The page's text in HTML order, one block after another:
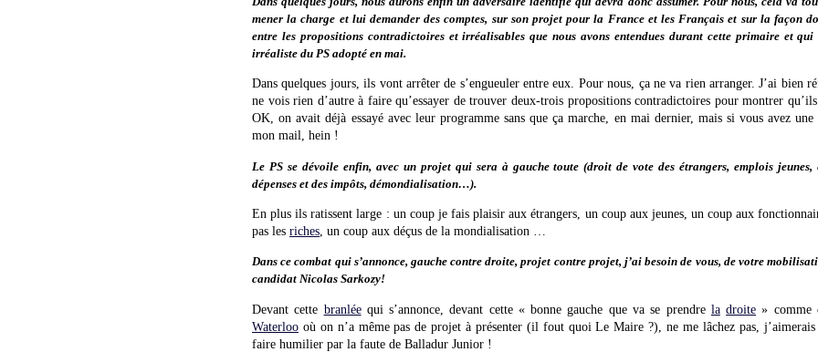
mener la charge et lui demander des comptes, sur son projet pour la France et les Français et sur la façon
entre les propositions contradictoires et irréalisables que nous avons entendues durant cette primaire et qui
irréaliste du PS adopté en mai.
Dans quelques jours, ils vont arrêter de s’engueuler entre eux. Pour nous, ça ne va rien arranger. J’ai bien
ne vois rien d’autre à faire qu’essayer de trouver deux-trois propositions contradictoires pour montrer
OK, on avait déjà essayé avec leur programme sans que ça marche, en mai dernier, mais si vous avez
mon mail, hein !
Le PS se dévoile enfin, avec un projet qui sera à gauche toute (droit de vote des étrangers, emplois
dépenses et des impôts, démondialisation…).
En plus ils ratissent large : un coup je fais plaisir aux étrangers, un coup aux jeunes, un coup aux
pas les riches , un coup aux déçus de la mondialisation …
Dans ce combat qui s’annonce, gauche contre droite, projet contre projet, j’ai besoin de vous, de votre
candidat Nicolas Sarkozy!
Devant cette branléequi s’annonce, devant cette « bonne gauche que va se prendre la droite »
Waterloo où on n’a même pas de projet à présenter (il fout quoi Le Maire ?), ne me lâchez pas,
faire humilier par la faute de Balladur Junior !